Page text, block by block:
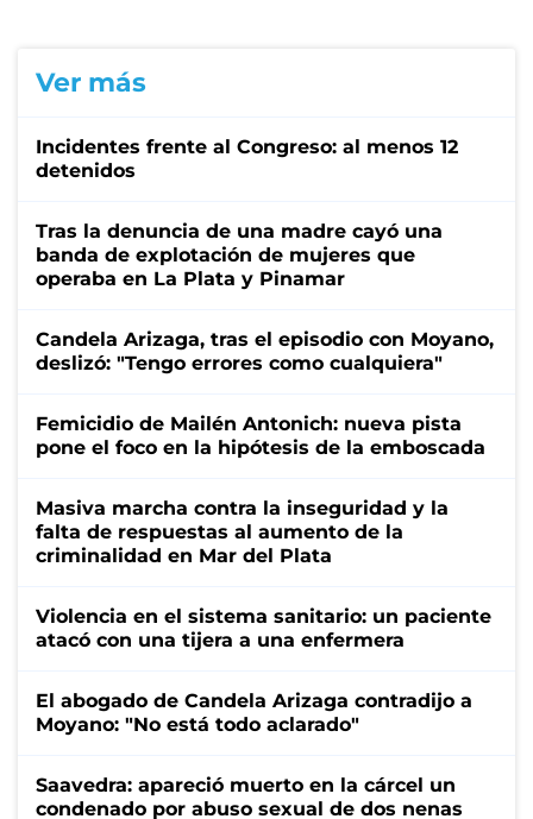
Ver más
Incidentes frente al Congreso: al menos 12
detenidos
Tras la denuncia de una madre cayó una
banda de explotación de mujeres que
operaba en La Plata y Pinamar
Candela Arizaga, tras el episodio con Moyano,
deslizó: "Tengo errores como cualquiera"
Femicidio de Mailén Antonich: nueva pista
pone el foco en la hipótesis de la emboscada
Masiva marcha contra la inseguridad y la
falta de respuestas al aumento de la
criminalidad en Mar del Plata
Violencia en el sistema sanitario: un paciente
atacó con una tijera a una enfermera
El abogado de Candela Arizaga contradijo a
Moyano: "No está todo aclarado"
Saavedra: apareció muerto en la cárcel un
condenado por abuso sexual de dos nenas